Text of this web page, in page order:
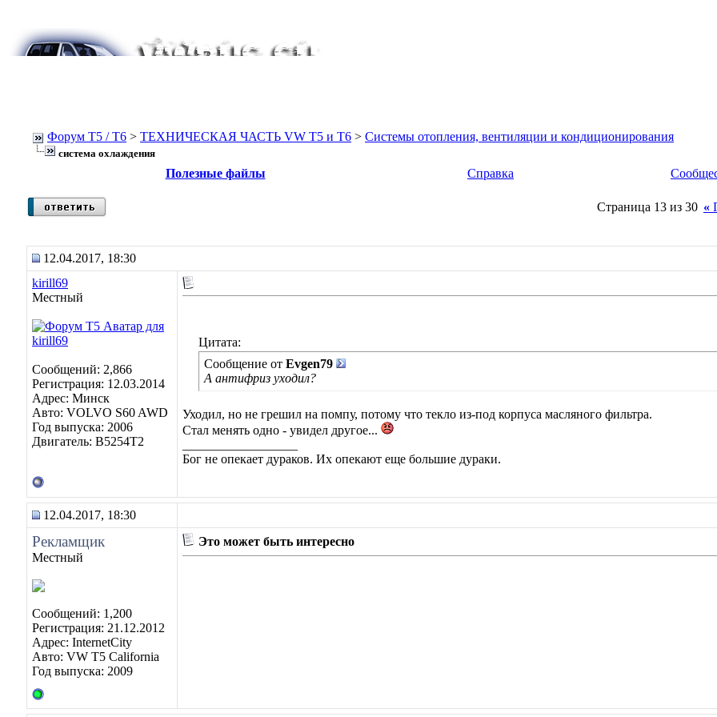
Форум Т5 / T6 > ТЕХНИЧЕСКАЯ ЧАСТЬ VW T5 и T6 > Системы отопления, вентиляции и кондиционирования
система охлаждения
Полезные файлы Справка
Страница 13 из 30 «
12.04.2017, 18:30
kirill69
Местный
Сообщений: 2,866
Регистрация: 12.03.2014
Адрес: Минск
Авто: VOLVO S60 AWD
Год выпуска: 2006
Двигатель: B5254T2
Цитата:
Сообщение от Evgen79
А антифриз уходил?
Уходил, но не грешил на помпу, потому что текло из-под корпуса масляного фильтра.
Стал менять одно - увидел другое...
Бог не опекает дураков. Их опекают еще большие дураки.
12.04.2017, 18:30
Рекламщик
Местный
Сообщений: 1,200
Регистрация: 21.12.2012
Адрес: InternetCity
Авто: VW T5 California
Год выпуска: 2009
Это может быть интересно